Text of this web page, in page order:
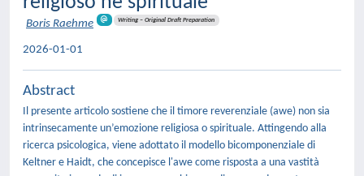
Boris Raehme Writing – Original Draft Preparation
2026-01-01
Abstract
Il presente articolo sostiene che il timore reverenziale (awe) non sia
intrinsecamente un’emozione religiosa o spirituale. Attingendo alla
ricerca psicologica, viene adottato il modello bicomponenziale di
Keltner e Haidt, che concepisce l'awe come risposta a una vastità